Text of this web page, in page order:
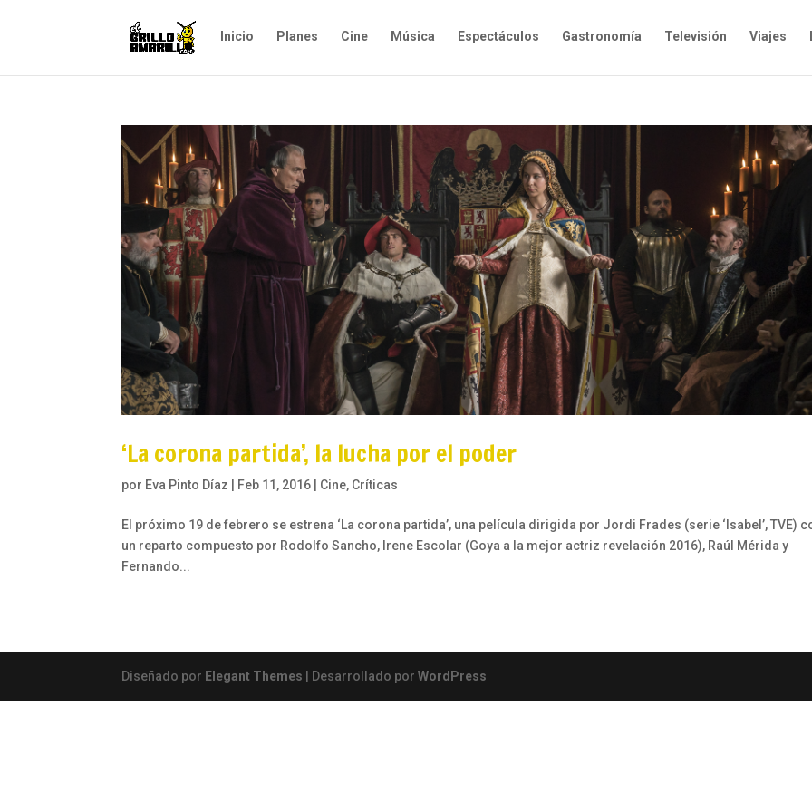
Inicio Planes Cine Música Espectáculos Gastronomía Televisión Viajes
‘La corona partida’, la lucha por el poder
por Eva Pinto Díaz Feb 11, 2016 Cine, Críticas
El próximo 19 de febrero se estrena ‘La corona partida’, una película dirigida por Jordi Frades (serie ‘Isabel’, TVE)
un reparto compuesto por Rodolfo Sancho, Irene Escolar (Goya a la mejor actriz revelación 2016), Raúl Mérida y
Fernando...
Diseñado por Elegant Themes | Desarrollado porWordPress